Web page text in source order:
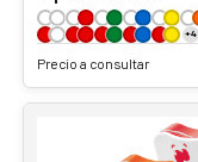
+4
Precio a consultar